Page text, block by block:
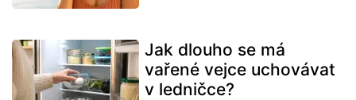
Jak dlouho se má
vařené vejce uchovávat
v ledničce?